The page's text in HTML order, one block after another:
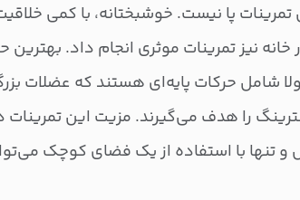
پا نیست. خوشبختانه، با کمی
نیز تمرینات موثری انجام داد. بهترین
شامل حرکات پایه‌ای هستند که عضلات
را هدف می‌گیرند. مزیت این
تنها با استفاده از یک فضای کوچک